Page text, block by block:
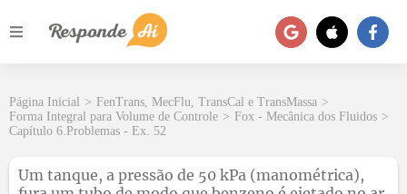
Página Inicial > FenTrans, MecFlu, TransCal e TransMassa >
Forma Integral para Volume de Controle > Fox - Mecânica dos Fluidos >
Capítulo 6.Problemas - Ex. 52
Um tanque, a pressão de 50 kPa (manométrica),